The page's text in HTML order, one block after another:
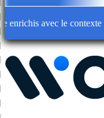
avec le contexte